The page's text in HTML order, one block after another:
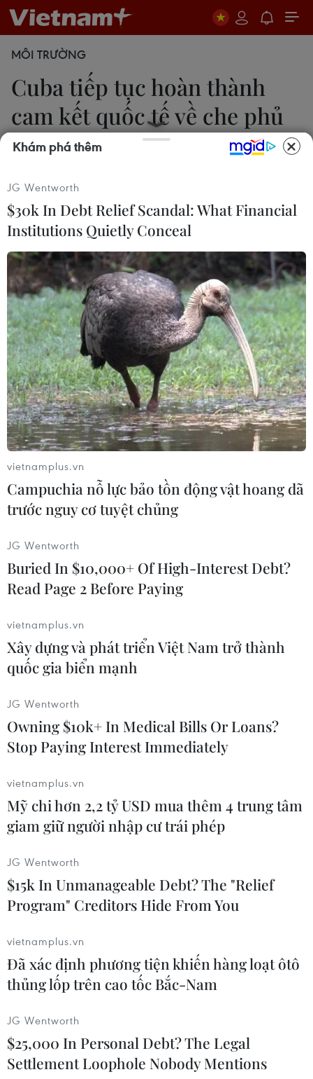
MÔI TRƯỜNG
Cuba tiếp tục hoàn thành
cam kết quốc tế về che phủ
rừng
Chính phủ Cuba cho biết tỷ lệ che phủ rừng của
đảo quốc này đạt 31,23% diện tích lãnh thổ năm
2017, tiếp tục hoàn thành các cam kết tại Hội nghị
Thượng đỉnh Trái đất Rio de Janeiro 1992.
Ảnh minh họa. (Nguồn: AFP/TTXVN)
Phóng viên TTXVN tại La Habana dẫn số liệu
thống kê chính thức mới được Chính phủ Cuba
công bố cho biết, tỷ lệ che phủ rừng của đảo
quốc này đạt 31,23% diện tích lãnh thổ trong
năm 2017, qua đó tiếp tục hoàn thành các cam
kết tại Hội nghị Thượng đỉnh Trái đất Rio de
Janeiro 1992.
29,3% vào năm 2015, mục tiêu mà La Habana
sau đó đã hoàn thành trước thời hạn và tiếp tục
nâng cao tỷ lệ này từ đó tới nay nhờ vào chính
bỉ từ vài thập kỷ qua.
[Cuba tạm thời thoát khỏi tình trạng khô hạn
kéo dài suốt 3 năm qua]
Theo số liệu của Cục Lâm nghiệp, Động thực vật
rừng thuộc Bộ Nông nghiệp Cuba, diện tích tài
nguyên lâm nghiệp của Cuba hiện đã vượt mốc
nhiên.
Năm 2017, Cuba đã tăng thêm 0,08% diện tích
Irma.
Tỷ lệ rừng tính theo đầu người của Cuba hiện
đạt 0,3ha rừng/người. Guantanamo, tỉnh cực
Khám phá thêm
JG Wentworth
$30k In Debt Relief Scandal: What Financial
Institutions Quietly Conceal
vietnamplus.vn
Campuchia nỗ lực bảo tồn động vật hoang dã
trước nguy cơ tuyệt chủng
JG Wentworth
Buried In $10,000+ Of High-Interest Debt?
Read Page 2 Before Paying
vietnamplus.vn
Xây dựng và phát triển Việt Nam trở thành
quốc gia biển mạnh
JG Wentworth
Owning $10k+ In Medical Bills Or Loans?
Stop Paying Interest Immediately
vietnamplus.vn
Mỹ chi hơn 2,2 tỷ USD mua thêm 4 trung tâm
giam giữ người nhập cư trái phép
JG Wentworth
$15k In Unmanageable Debt? The "Relief
Program" Creditors Hide From You
vietnamplus.vn
Đã xác định phương tiện khiến hàng loạt ôtô
thủng lốp trên cao tốc Bắc-Nam
JG Wentworth
$25,000 In Personal Debt? The Legal
Settlement Loophole Nobody Mentions